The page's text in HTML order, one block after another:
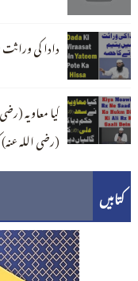
دادا کی وراثت
کیا معاویہ
(رضی اللہ عنہ)
کتابیں